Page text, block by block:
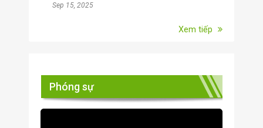
Sep 15, 2025
Xem tiếp
Phóng sự